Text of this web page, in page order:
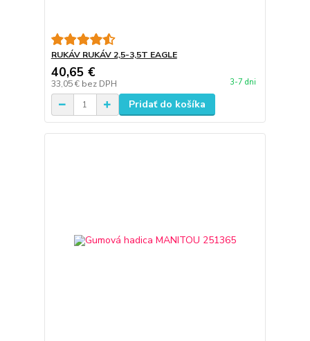
RUKÁV RUKÁV 2,5-3,5T EAGLE
40,65 €
33,05 € bez DPH 3-7 dni
Pridať do košíka